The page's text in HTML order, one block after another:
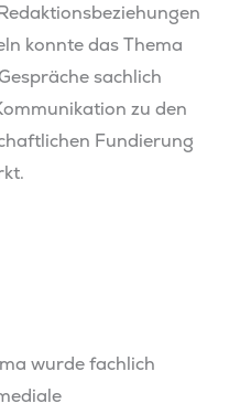
konnte das Thema
sachlich
zu den
Fundierung
wurde fachlich